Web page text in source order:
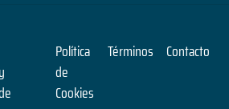
Política
de
Cookies
Términos Contacto